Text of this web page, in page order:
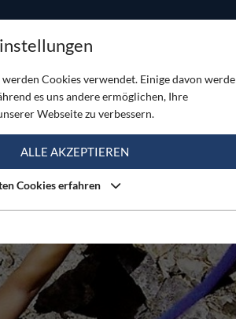
Fortgeschrittene
Cookies verwendet. Einige davon
es uns andere ermöglichen, Ihre
Webseite zu verbessern.
ALLE AKZEPTIEREN
Cookies erfahren